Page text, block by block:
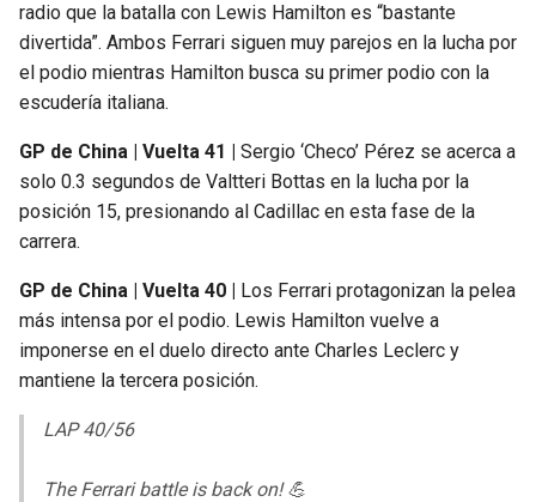
radio que la batalla con Lewis Hamilton es “bastante
divertida”. Ambos Ferrari siguen muy parejos en la lucha por
el podio mientras Hamilton busca su primer podio con la
escudería italiana.
GP de China | Vuelta 41 |
Sergio ‘Checo’ Pérez se acerca a
solo 0.3 segundos de Valtteri Bottas en la lucha por la
posición 15, presionando al Cadillac en esta fase de la
carrera.
GP de China | Vuelta 40 |
Los Ferrari protagonizan la pelea
más intensa por el podio. Lewis Hamilton vuelve a
imponerse en el duelo directo ante Charles Leclerc y
mantiene la tercera posición.
LAP 40/56
The Ferrari battle is back on! 💪